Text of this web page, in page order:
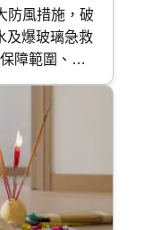
防風措施，破
及爆玻璃急救
障範圍、漏
過風季。